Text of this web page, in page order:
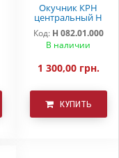
Окучник КРН
центральный Н
082.01.000
"DEMETRA"
Код: Н 082.01.000
В наличии
1 300,00 грн.
КУПИТЬ